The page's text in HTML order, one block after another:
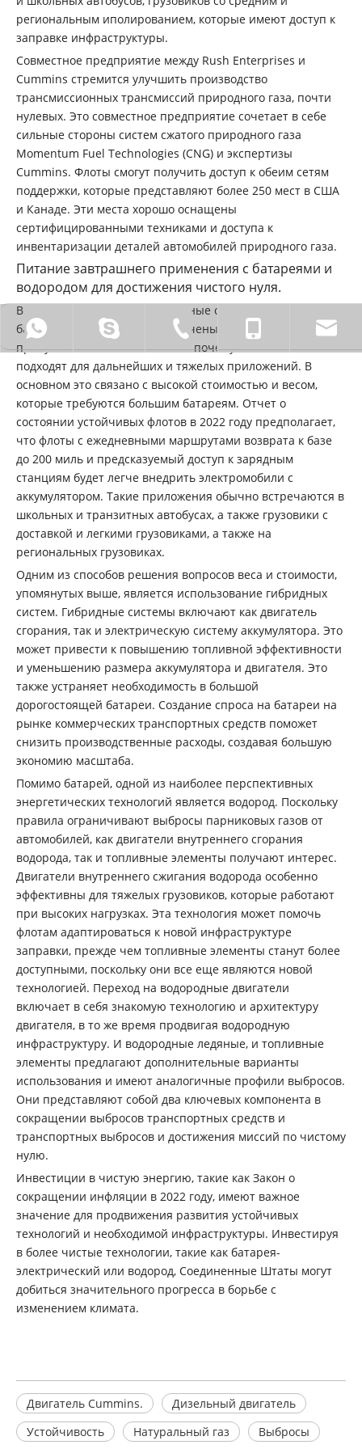
региональным иполированием, которые имеют доступ к
заправке инфраструктуры.
Совместное предприятие между Rush Enterprises и
Cummins стремится улучшить производство
трансмиссионных трансмиссий природного газа, почти
нулевых. Это совместное предприятие сочетает в себе
сильные стороны систем сжатого природного газа
Momentum Fuel Technologies (CNG) и экспертизы
Cummins. Флоты смогут получить доступ к обеим сетям
поддержки, которые представляют более 250 мест в США
и Канаде. Эти места хорошо оснащены
сертифицированными техниками и доступа к
инвентаризации деталей автомобилей природного газа.
Питание завтрашнего применения с батареями и
водородом для достижения чистого нуля.
В настоящее время транспортные средства с
батарейным питанием ограничены их диапазоном и
пропускной способностью. Вот почему они менее
подходят для дальнейших и тяжелых приложений. В
основном это связано с высокой стоимостью и весом,
которые требуются большим батареям. Отчет о
состоянии устойчивых флотов в 2022 году предполагает,
что флоты с ежедневными маршрутами возврата к базе
до 200 миль и предсказуемый доступ к зарядным
станциям будет легче внедрить электромобили с
аккумулятором. Такие приложения обычно встречаются в
школьных и транзитных автобусах, а также грузовики с
доставкой и легкими грузовиками, а также на
региональных грузовиках.
Одним из способов решения вопросов веса и стоимости,
упомянутых выше, является использование гибридных
систем. Гибридные системы включают как двигатель
сгорания, так и электрическую систему аккумулятора. Это
может привести к повышению топливной эффективности
и уменьшению размера аккумулятора и двигателя. Это
также устраняет необходимость в большой
дорогостоящей батареи. Создание спроса на батареи на
рынке коммерческих транспортных средств поможет
снизить производственные расходы, создавая большую
экономию масштаба.
Помимо батарей, одной из наиболее перспективных
энергетических технологий является водород. Поскольку
правила ограничивают выбросы парниковых газов от
автомобилей, как двигатели внутреннего сгорания
водорода, так и топливные элементы получают интерес.
Двигатели внутреннего сжигания водорода особенно
эффективны для тяжелых грузовиков, которые работают
при высоких нагрузках. Эта технология может помочь
флотам адаптироваться к новой инфраструктуре
заправки, прежде чем топливные элементы станут более
доступными, поскольку они все еще являются новой
технологией. Переход на водородные двигатели
включает в себя знакомую технологию и архитектуру
двигателя, в то же время продвигая водородную
инфраструктуру. И водородные ледяные, и топливные
элементы предлагают дополнительные варианты
использования и имеют аналогичные профили выбросов.
Они представляют собой два ключевых компонента в
сокращении выбросов транспортных средств и
транспортных выбросов и достижения миссий по чистому
нулю.
Инвестиции в чистую энергию, такие как Закон о
сокращении инфляции в 2022 году, имеют важное
значение для продвижения развития устойчивых
технологий и необходимой инфраструктуры. Инвестируя
в более чистые технологии, такие как батарея-
электрический или водород, Соединенные Штаты могут
добиться значительного прогресса в борьбе с
изменением климата.
Двигатель Cummins.
Дизельный двигатель
Устойчивость
Натуральный газ
Выбросы
0086 18772211931Sinocaowei. 0086-710-2828838.
0086 -